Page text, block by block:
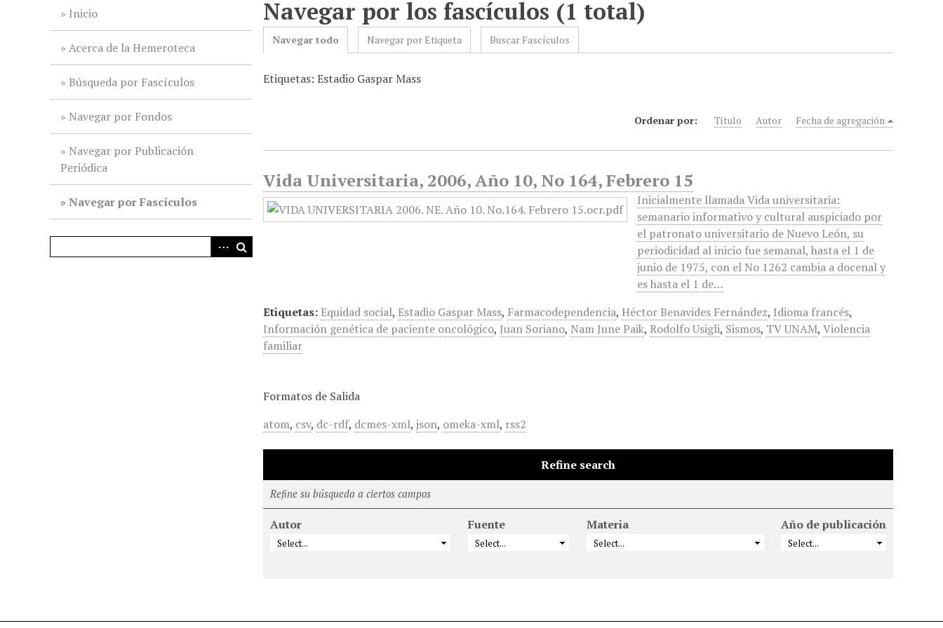
Inicio
Acerca de la Hemeroteca
Búsqueda por Fascículos
Navegar por Fondos
Navegar por Publicación
Periódica
Navegar por Fascículos
Navegar por los fascículos (1 total)
Navegar todo Navegar por Etiqueta Buscar Fascículos
Etiquetas: Estadio Gaspar Mass
Ordenar por: Título Autor Fecha de agregación
Vida Universitaria, 2006, Año 10, No 164, Febrero 15
Inicialmente llamada Vida universitaria:
semanario informativo y cultural auspiciado por
el patronato universitario de Nuevo León, su
periodicidad al inicio fue semanal, hasta el 1 de
junio de 1975, con el No 1262 cambia a docenal y
es hasta el 1 de…
Etiquetas: Equidad social, Estadio Gaspar Mass, Farmacodependencia, Héctor Benavides Fernández, Idioma francés,
Información genética de paciente oncológico, Juan Soriano, Nam June Paik, Rodolfo Usigli, Sismos, TV UNAM,Violencia
familiar
Formatos de Salida
atom, csv, dc-rdf, dcmes-xml,json, omeka-xml, rss2
Refine search
Refine su búsqueda a ciertos campos
Autor Fuente Materia Año de publicación